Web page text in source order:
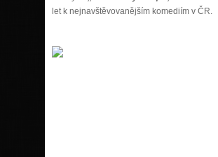
let k nejnavštěvovanějším komediím v ČR.